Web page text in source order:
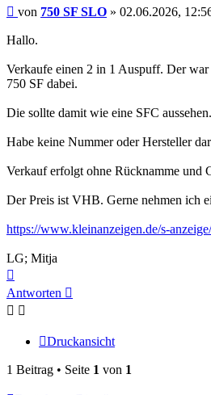
Beitrag
von 750 SF SLO » 02.06.2026,
Hallo.
Verkaufe einen 2 in 1 Auspuff. Der
750 SF dabei.
Die sollte damit wie eine SFC aussehen.
Habe keine Nummer oder Hersteller
Verkauf erfolgt ohne Rücknamme und
Der Preis ist VHB. Gerne nehmen ich
https://www.kleinanzeigen.de/s-
LG; Mitja
oben
Antworten
Druckansicht
1 Beitrag • Seite 1 von 1